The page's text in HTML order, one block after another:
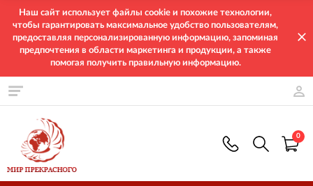
Наш сайт использует файлы cookie и похожие технологии,
чтобы гарантировать максимальное удобство пользователям,
предоставляя персонализированную информацию, запоминая
предпочтения в области маркетинга и продукции, а также
помогая получить правильную информацию.
0